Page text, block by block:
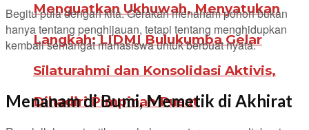
Menguatkan Ukhuwah, Menyatukan
Langkah: LIDMI Bulukumba Gelar
Silaturahmi dan Konsolidasi Aktivis,
Dihadiri Pimpinan Pusat
Begitu pula dengan kita. Gerakan menanam pohon bukan
hanya tentang penghijauan, tetapi tentang menghidupkan
kembali semangat mahasiswa untuk berbuat nyata.
Menanam di Bumi, Memetik di Akhirat